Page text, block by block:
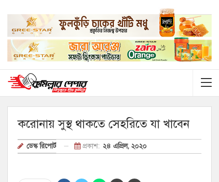
করোনায় সুস্থ থাকতে সেহরিতে যা খাবেন
ডেস্ক রিপোর্ট প্রকাশ: ২৪ এপ্রিল, ২০২০